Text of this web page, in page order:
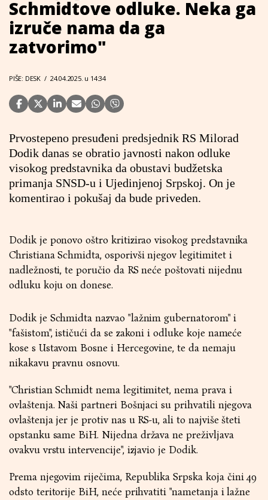
Schmidtove odluke. Neka ga
izruče nama da ga
zatvorimo"
PIŠE: DESK / 24.04.2025. u 14:34
Prvostepeno presuđeni predsjednik RS Milorad
Dodik danas se obratio javnosti nakon odluke
visokog predstavnika da obustavi budžetska
primanja SNSD-u i Ujedinjenoj Srpskoj. On je
komentirao i pokušaj da bude priveden.
Dodik je ponovo oštro kritizirao visokog predstavnika
Christiana Schmidta, osporivši njegov legitimitet i
nadležnosti, te poručio da RS neće poštovati nijednu
odluku koju on donese.
Dodik je Schmidta nazvao "lažnim gubernatorom" i
"fašistom", ističući da se zakoni i odluke koje nameće
kose s Ustavom Bosne i Hercegovine, te da nemaju
nikakavu pravnu osnovu.
"Christian Schmidt nema legitimitet, nema prava i
ovlaštenja. Naši partneri Bošnjaci su prihvatili njegova
ovlaštenja jer je protiv nas u RS-u, ali to najviše šteti
opstanku same BiH. Nijedna država ne preživljava
ovakvu vrstu intervencije", izjavio je Dodik.
Prema njegovim riječima, Republika Srpska koja čini 49
odsto teritorije BiH, neće prihvatiti "nametanja i lažne